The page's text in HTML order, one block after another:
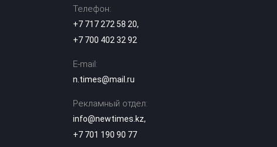
Телефон:
+7 717 272 58 20,
+7 700 402 32 92
E-mail:
n.times@mail.ru
Рекламный отдел:
info@newtimes.kz,
+7 701 190 90 77